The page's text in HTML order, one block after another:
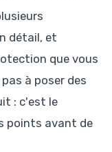
détail, et
que vous
à poser des
: c'est le
points avant de